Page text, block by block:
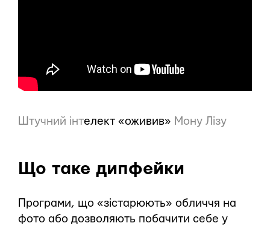
Штучний інтелект «оживив» Мону Лізу
Що таке дипфейки
Програми, що «зістарюють» обличчя на
фото або дозволяють побачити себе у